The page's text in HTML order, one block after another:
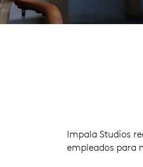
Impala Studios
empleados para